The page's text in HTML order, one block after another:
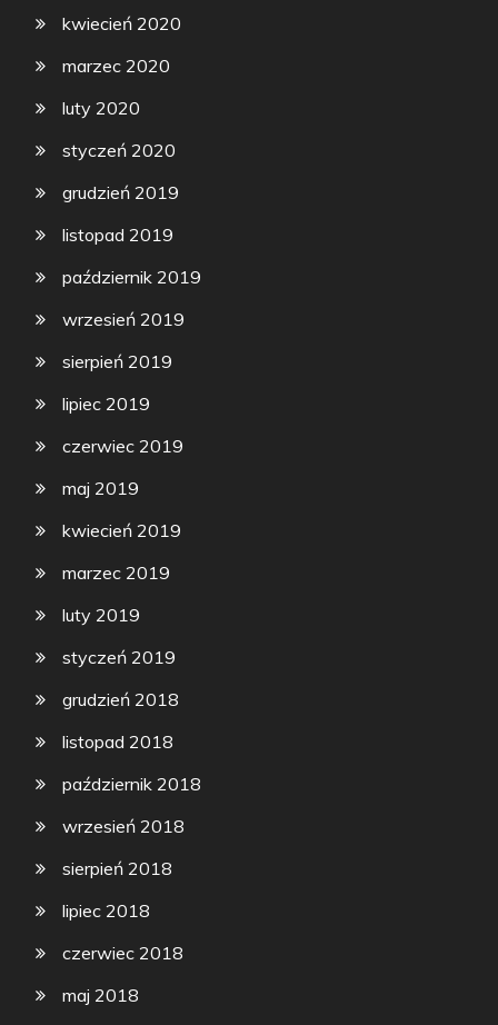
kwiecień 2020
marzec 2020
luty 2020
styczeń 2020
grudzień 2019
listopad 2019
październik 2019
wrzesień 2019
sierpień 2019
lipiec 2019
czerwiec 2019
maj 2019
kwiecień 2019
marzec 2019
luty 2019
styczeń 2019
grudzień 2018
listopad 2018
październik 2018
wrzesień 2018
sierpień 2018
lipiec 2018
czerwiec 2018
maj 2018